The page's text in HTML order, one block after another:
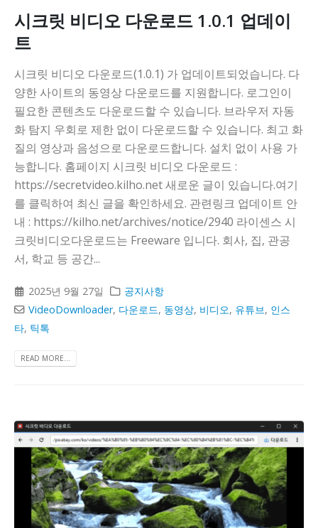
시크릿 비디오 다운로드 1.0.1 업데이
트
시크릿 비디오 다운로드(1.0.1) 가 업데이트되었습니다. 다
양한 사이트의 동영상 다운로드를 지원합니다. 로그인이
필요한 콘텐츠도 다운로드할 수 있습니다. 브라우저 자동
화 탐지 우회로 제한 없이 다운로드할 수 있습니다. 최고 화
질의 영상과 음성으로 다운로드합니다. 설치 없이 사용 가
능합니다. 홈페이지 시크릿 비디오 다운로드 :
https://secretvideo.kilho.net 새로운 글이 있습니다.여기
를 클릭하여 최신 글을 확인하세요. 관련링크 업데이트 안
내 : https://kilho.net/archives/notice/2940 라이센스 시
크릿비디오다운로드는 Freeware 입니다. 회사, 집, 관공
서, 학교 등 공간...
2025년 9월 27일
공지사항
VideoDownloader, 다운로드, 동영상, 비디오, 유튜브, 인스
타, 틱톡
READ MORE...